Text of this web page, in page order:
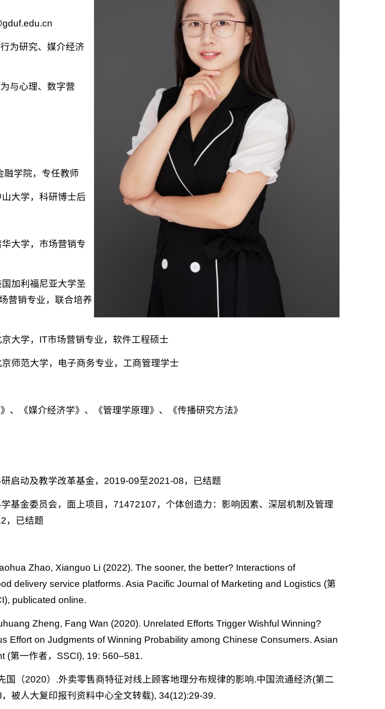
为研究、媒介经济
与心理、数字营
融学院，专任教师
大学，科研博士后
大学，市场营销专
加利福尼亚大学圣
营销专业，联合培养
大学，IT市场营销专业，软件工程硕士
师范大学，电子商务专业，工商管理学士
、《媒介经济学》、《管理学原理》、《传播研究方法》
启动及教学改革基金，2019-09至2021-08，已结题
基金委员会，面上项目，71472107，个体创造力：影响因素、深层机制及管理
，已结题
Zhao, Xianguo Li (2022). The sooner, the better? Interactions of
delivery service platforms. Asia Pacific Journal of Marketing and Logistics (第
publicated online.
Zheng, Fang Wan (2020). Unrelated Efforts Trigger Wishful Winning?
Effort on Judgments of Winning Probability among Chinese Consumers. Asian
(第一作者，SSCI), 19: 560–581.
国（2020）.外卖零售商特征对线上顾客地理分布规律的影响.中国流通经济(第二
被人大复印报刊资料中心全文转载), 34(12):29-39.